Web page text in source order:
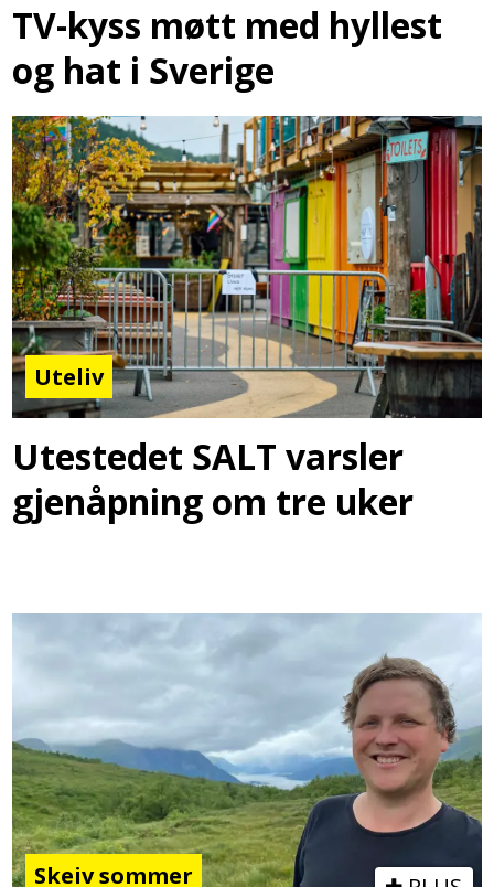
TV-kyss møtt med hyllest
og hat i Sverige
Uteliv
Utestedet SALT varsler
gjenåpning om tre uker
Skeiv sommer